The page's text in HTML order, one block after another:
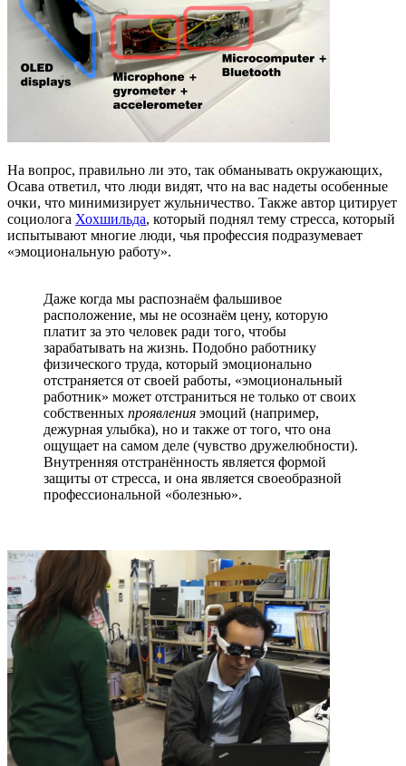
На вопрос, правильно ли это, так обманывать окружающих,
Осава ответил, что люди видят, что на вас надеты особенные
очки, что минимизирует жульничество. Также автор цитирует
социолога Хохшильда, который поднял тему стресса, который
испытывают многие люди, чья профессия подразумевает
«эмоциональную работу».
Даже когда мы распознаём фальшивое
расположение, мы не осознаём цену, которую
платит за это человек ради того, чтобы
зарабатывать на жизнь. Подобно работнику
физического труда, который эмоционально
отстраняется от своей работы, «эмоциональный
работник» может отстраниться не только от своих
собственных проявления эмоций (например,
дежурная улыбка), но и также от того, что она
ощущает на самом деле (чувство дружелюбности).
Внутренняя отстранённость является формой
защиты от стресса, и она является своеобразной
профессиональной «болезнью».